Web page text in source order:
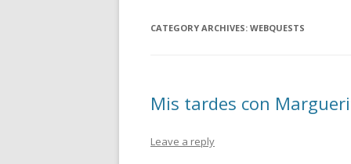
CATEGORY ARCHIVES: WEBQUESTS
Mis tardes con
Leave a reply